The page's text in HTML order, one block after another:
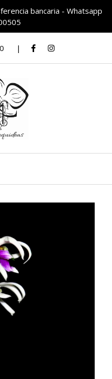
bancaria - Whatsapp